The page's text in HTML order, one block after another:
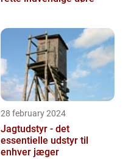
28 february 2024
Jagtudstyr - det
essentielle udstyr til
enhver jæger